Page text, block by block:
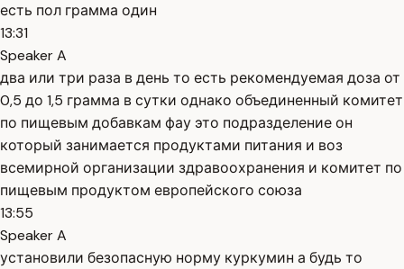
есть пол грамма один
13:31
Speaker A
два или три раза в день то есть рекомендуемая доза от
0,5 до 1,5 грамма в сутки однако объединенный комитет
по пищевым добавкам фау это подразделение он
который занимается продуктами питания и воз
всемирной организации здравоохранения и комитет по
пищевым продуктом европейского союза
13:55
Speaker A
установили безопасную норму куркумин а будь то